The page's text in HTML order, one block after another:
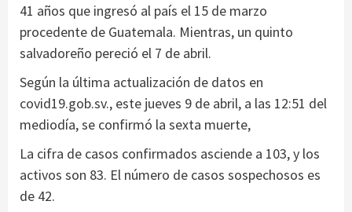
41 años que ingresó al país el 15 de marzo
procedente de Guatemala. Mientras, un quinto
salvadoreño pereció el 7 de abril.
Según la última actualización de datos en
covid19.gob.sv., este jueves 9 de abril, a las 12:51 del
mediodía, se confirmó la sexta muerte,
La cifra de casos confirmados asciende a 103, y los
activos son 83. El número de casos sospechosos es
de 42.